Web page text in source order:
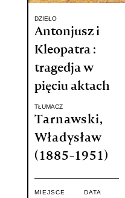
DZIEŁO
Antonjusz i
Kleopatra :
tragedja w
pięciu aktach
TŁUMACZ
Tarnawski,
Władysław
(1885-1951)
MIEJSCE DATA